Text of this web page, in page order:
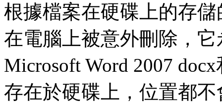
根據檔案在硬碟上的存
在電腦上被意外刪除，
Microsoft Word 2007
存在於硬碟上，位置都